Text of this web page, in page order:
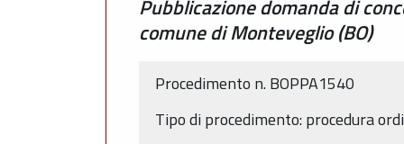
Pubblicazione domanda di
comune di Monteveglio (BO)
Procedimento n. BOPPA1540
Tipo di procedimento: procedura